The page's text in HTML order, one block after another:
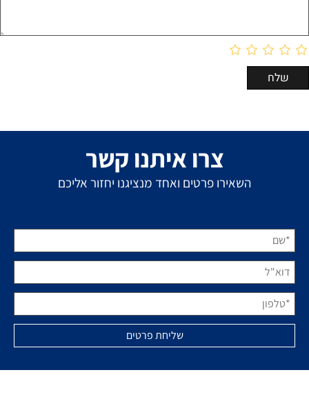
צרו איתנו קשר
השאירו פרטים ואחד מנציגנו יחזור אליכם